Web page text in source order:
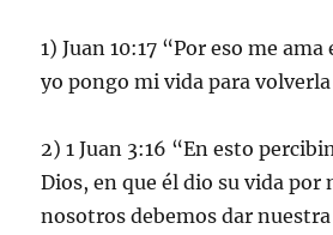
1) Juan 10:17 “Por eso me
yo pongo mi vida para
2) 1 Juan 3:16 “En esto
Dios, en que él dio su vida por
nosotros debemos dar